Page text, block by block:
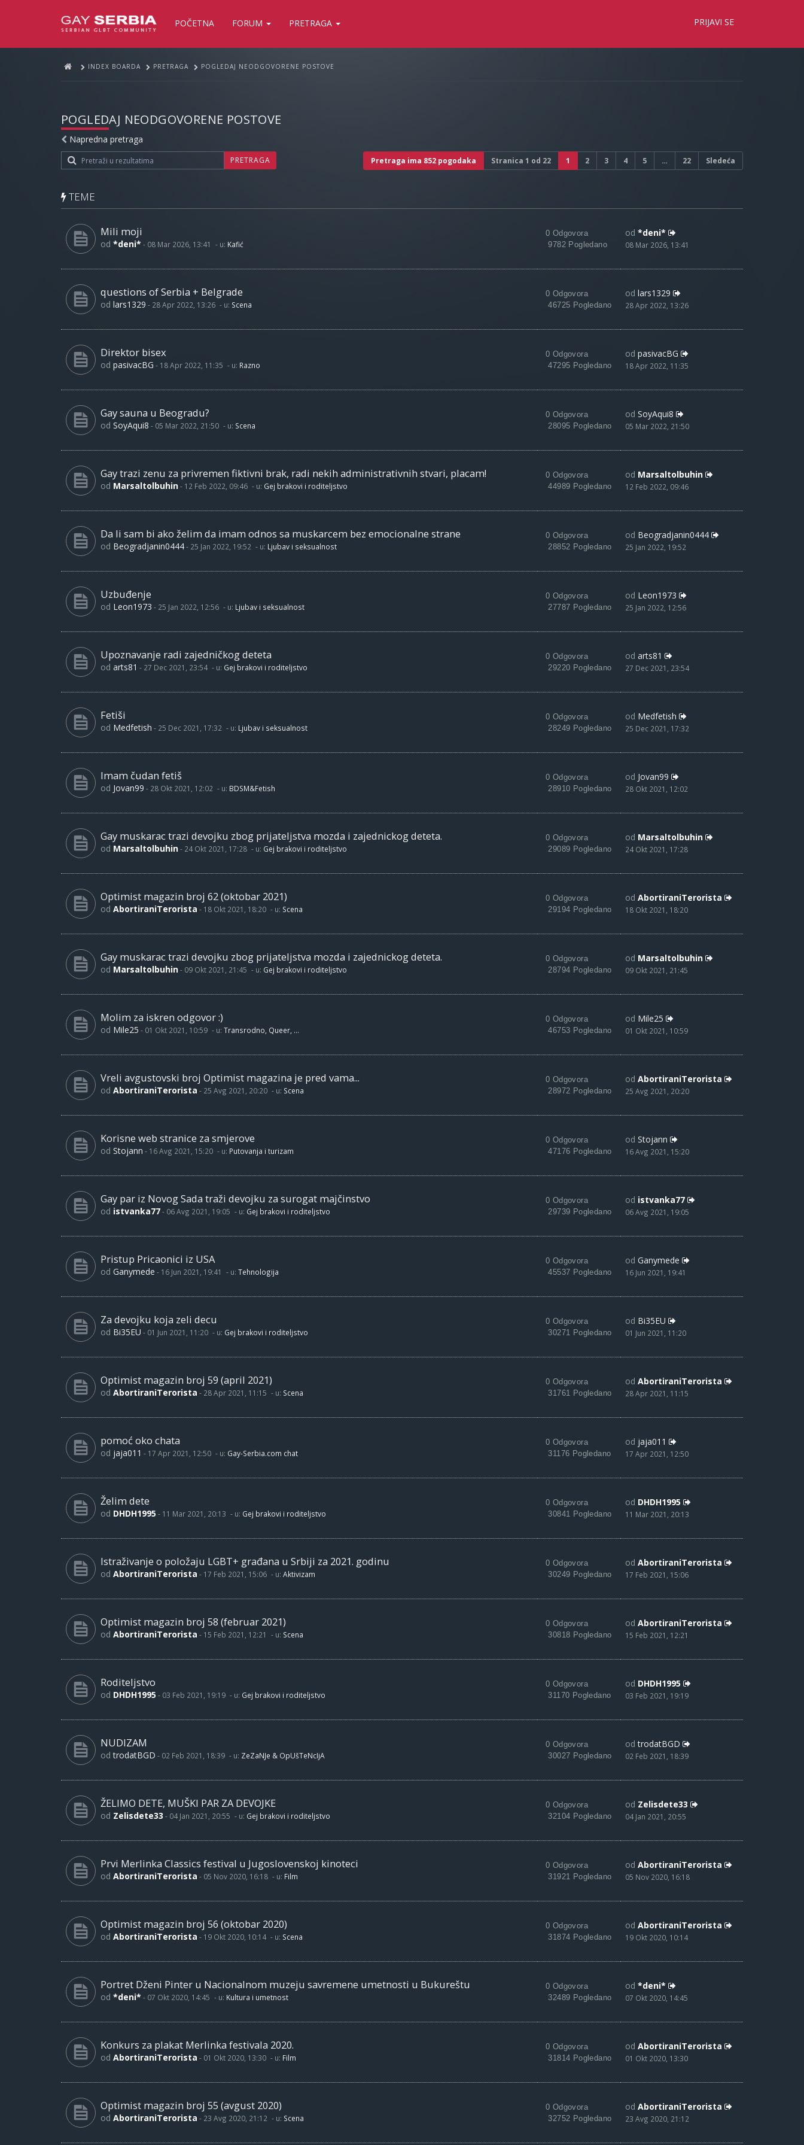
POČETNA FORUM PRETRAGA PRIJAVI SE
INDEX BOARDA PRETRAGA POGLEDAJ NEODGOVORENE POSTOVE
POGLEDAJ NEODGOVORENE POSTOVE
Napredna pretraga
PRETRAGA Pretraga ima 852 pogodaka Stranica 1 od 22 1 2 3 4 5 … 22 Sledeća
TEME
Mili moji
od *deni* - 08 Mar 2026, 13:41 - u: Kafić
0 Odgovora
9782 Pogledano
od *deni*
08 Mar 2026, 13:41
questions of Serbia + Belgrade
od lars1329 - 28 Apr 2022, 13:26 - u: Scena
0 Odgovora
46725 Pogledano
od lars1329
28 Apr 2022, 13:26
Direktor bisex
od pasivacBG - 18 Apr 2022, 11:35 - u: Razno
0 Odgovora
47295 Pogledano
od pasivacBG
18 Apr 2022, 11:35
Gay sauna u Beogradu?
od SoyAqui8 - 05 Mar 2022, 21:50 - u: Scena
0 Odgovora
28095 Pogledano
od SoyAqui8
05 Mar 2022, 21:50
Gay trazi zenu za privremen fiktivni brak, radi nekih administrativnih stvari, placam!
od Marsaltolbuhin- 12 Feb 2022, 09:46 - u: Gej brakovi i roditeljstvo
0 Odgovora
44989 Pogledano
od Marsaltolbuhin
12 Feb 2022, 09:46
Da li sam bi ako želim da imam odnos sa muskarcem bez emocionalne strane
od Beogradjanin0444- 25 Jan 2022, 19:52 - u: Ljubav i seksualnost
0 Odgovora
28852 Pogledano
od Beogradjanin0444
25 Jan 2022, 19:52
Uzbuđenje
od Leon1973 - 25 Jan 2022, 12:56 - u: Ljubav i seksualnost
0 Odgovora
27787 Pogledano
od Leon1973
25 Jan 2022, 12:56
Upoznavanje radi zajedničkog deteta
od arts81 - 27 Dec 2021, 23:54 - u: Gej brakovi i roditeljstvo
0 Odgovora
29220 Pogledano
od arts81
27 Dec 2021, 23:54
Fetiši
od Medfetish - 25 Dec 2021, 17:32 - u: Ljubav i seksualnost
0 Odgovora
28249 Pogledano
od Medfetish
25 Dec 2021, 17:32
Imam čudan fetiš
od Jovan99 - 28 Okt 2021, 12:02 - u: BDSM&Fetish
0 Odgovora
28910 Pogledano
od Jovan99
28 Okt 2021, 12:02
Gay muskarac trazi devojku zbog prijateljstva mozda i zajednickog deteta.
od Marsaltolbuhin- 24 Okt 2021, 17:28 - u: Gej brakovi i roditeljstvo
0 Odgovora
29089 Pogledano
od Marsaltolbuhin
24 Okt 2021, 17:28
Optimist magazin broj 62 (oktobar 2021)
od AbortiraniTerorista - 18 Okt 2021, 18:20 - u: Scena
0 Odgovora
29194 Pogledano
od AbortiraniTerorista
18 Okt 2021, 18:20
Gay muskarac trazi devojku zbog prijateljstva mozda i zajednickog deteta.
od Marsaltolbuhin- 09 Okt 2021, 21:45 - u: Gej brakovi i roditeljstvo
0 Odgovora
28794 Pogledano
od Marsaltolbuhin
09 Okt 2021, 21:45
Molim za iskren odgovor :)
od Mile25 - 01 Okt 2021, 10:59 - u: Transrodno, Queer, ...
0 Odgovora
46753 Pogledano
od Mile25
01 Okt 2021, 10:59
Vreli avgustovski broj Optimist magazina je pred vama...
od AbortiraniTerorista - 25 Avg 2021, 20:20 - u: Scena
0 Odgovora
28972 Pogledano
od AbortiraniTerorista
25 Avg 2021, 20:20
Korisne web stranice za smjerove
od Stojann - 16 Avg 2021, 15:20 - u: Putovanja i turizam
0 Odgovora
47176 Pogledano
od Stojann
16 Avg 2021, 15:20
Gay par iz Novog Sada traži devojku za surogat majčinstvo
od istvanka77- 06 Avg 2021, 19:05 - u: Gej brakovi i roditeljstvo
0 Odgovora
29739 Pogledano
od istvanka77
06 Avg 2021, 19:05
Pristup Pricaonici iz USA
od Ganymede - 16 Jun 2021, 19:41 - u: Tehnologija
0 Odgovora
45537 Pogledano
od Ganymede
16 Jun 2021, 19:41
Za devojku koja zeli decu
od Bi35EU - 01 Jun 2021, 11:20 - u: Gej brakovi i roditeljstvo
0 Odgovora
30271 Pogledano
od Bi35EU
01 Jun 2021, 11:20
Optimist magazin broj 59 (april 2021)
od AbortiraniTerorista - 28 Apr 2021, 11:15 - u: Scena
0 Odgovora
31761 Pogledano
od AbortiraniTerorista
28 Apr 2021, 11:15
pomoć oko chata
od jaja011 - 17 Apr 2021, 12:50 - u: Gay-Serbia.com chat
0 Odgovora
31176 Pogledano
od jaja011
17 Apr 2021, 12:50
Želim dete
od DHDH1995 - 11 Mar 2021, 20:13 - u: Gej brakovi i roditeljstvo
0 Odgovora
30841 Pogledano
od DHDH1995
11 Mar 2021, 20:13
Istraživanje o položaju LGBT+ građana u Srbiji za 2021. godinu
od AbortiraniTerorista - 17 Feb 2021, 15:06 - u: Aktivizam
0 Odgovora
30249 Pogledano
od AbortiraniTerorista
17 Feb 2021, 15:06
Optimist magazin broj 58 (februar 2021)
od AbortiraniTerorista - 15 Feb 2021, 12:21 - u: Scena
0 Odgovora
30818 Pogledano
od AbortiraniTerorista
15 Feb 2021, 12:21
Roditeljstvo
od DHDH1995 - 03 Feb 2021, 19:19 - u: Gej brakovi i roditeljstvo
0 Odgovora
31170 Pogledano
od DHDH1995
03 Feb 2021, 19:19
NUDIZAM
odtrodatBGD - 02 Feb 2021, 18:39 - u: ZeZaNJe & OpUšTeNcIjA
0 Odgovora
30027 Pogledano
odtrodatBGD
02 Feb 2021, 18:39
ŽELIMO DETE, MUŠKI PAR ZA DEVOJKE
od Zelisdete33 - 04 Jan 2021, 20:55 - u: Gej brakovi i roditeljstvo
0 Odgovora
32104 Pogledano
od Zelisdete33
04 Jan 2021, 20:55
Prvi Merlinka Classics festival u Jugoslovenskoj kinoteci
od AbortiraniTerorista - 05 Nov 2020, 16:18 - u: Film
0 Odgovora
31921 Pogledano
od AbortiraniTerorista
05 Nov 2020, 16:18
Optimist magazin broj 56 (oktobar 2020)
od AbortiraniTerorista - 19 Okt 2020, 10:14 - u: Scena
0 Odgovora
31874 Pogledano
od AbortiraniTerorista
19 Okt 2020, 10:14
Portret Dženi Pinter u Nacionalnom muzeju savremene umetnosti u Bukureštu
od *deni* - 07 Okt 2020, 14:45 - u: Kultura i umetnost
0 Odgovora
32489 Pogledano
od *deni*
07 Okt 2020, 14:45
Konkurs za plakat Merlinka festivala 2020.
od AbortiraniTerorista - 01 Okt 2020, 13:30 - u: Film
0 Odgovora
31814 Pogledano
od AbortiraniTerorista
01 Okt 2020, 13:30
Optimist magazin broj 55 (avgust 2020)
od AbortiraniTerorista - 23 Avg 2020, 21:12 - u: Scena
0 Odgovora
32752 Pogledano
od AbortiraniTerorista
23 Avg 2020, 21:12